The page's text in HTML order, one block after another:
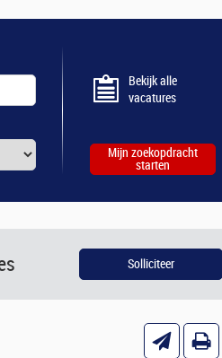
Bekijk alle
vacatures